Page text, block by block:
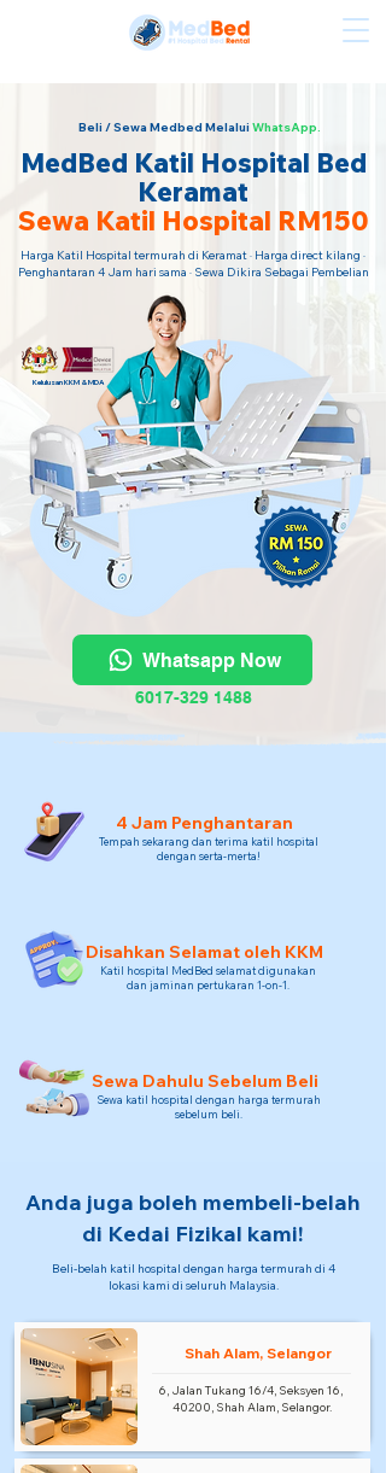
Beli / Sewa Medbed MelaluiWhatsApp.
MedBed Katil Hospital Bed
Keramat
Sewa Katil Hospital RM150
Harga Katil Hospital termurah di Keramat · Harga direct kilang ·
Penghantaran 4 Jam hari sama · Sewa Dikira Sebagai Pembelian
Kelulusan KKM & MDA
Whatsapp Now
6017-329 1488
4 Jam Penghantaran
Tempah sekarang dan terima katil hospital
dengan serta-merta!
Disahkan Selamat oleh KKM
Katil hospital MedBed selamat digunakan
dan jaminan pertukaran 1-on-1.
Sewa Dahulu Sebelum Beli
Sewa katil hospital dengan harga termurah
sebelum beli.
Anda juga boleh membeli-belah
di Kedai Fizikal kami!
Beli-belah katil hospital dengan harga termurah di 4
lokasi kami di seluruh Malaysia.
Shah Alam, Selangor
6, Jalan Tukang 16/4, Seksyen 16,
40200, Shah Alam, Selangor.